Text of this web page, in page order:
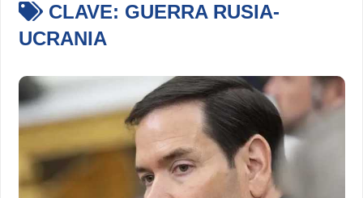
CLAVE: GUERRA RUSIA-
UCRANIA